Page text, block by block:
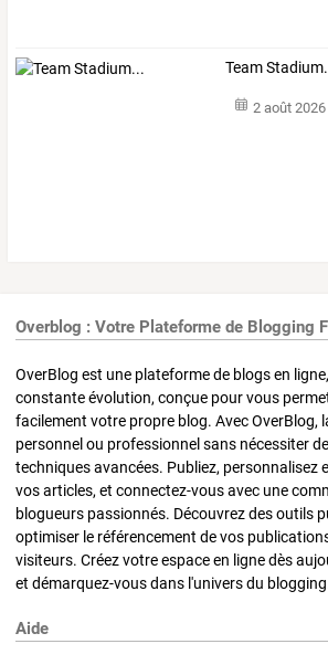
Team
2 août 2026
Overblog : Votre Plateforme de Blogging
OverBlog est une plateforme de blogs en
constante évolution, conçue pour vous
facilement votre propre blog. Avec OverBlog,
personnel ou professionnel sans nécessiter
techniques avancées. Publiez, personnalisez
vos articles, et connectez-vous avec une
blogueurs passionnés. Découvrez des outils
optimiser le référencement de vos
visiteurs. Créez votre espace en ligne dès
et démarquez-vous dans l'univers du
Aide